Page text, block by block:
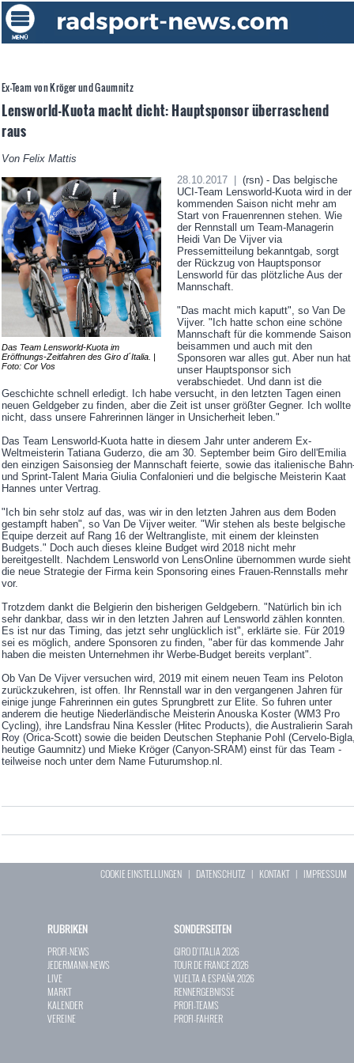
Ex-Team von Kröger und Gaumnitz
Lensworld-Kuota macht dicht: Hauptsponsor überraschend
raus
Von Felix Mattis
Das Team Lensworld-Kuota im
Eröffnungs-Zeitfahren des Giro d´Italia. |
Foto: Cor Vos
28.10.2017 |
(rsn) - Das belgische
UCI-Team Lensworld-Kuota wird in der
kommenden Saison nicht mehr am
Start von Frauenrennen stehen. Wie
der Rennstall um Team-Managerin
Heidi Van De Vijver via
Pressemitteilung bekanntgab, sorgt
der Rückzug von Hauptsponsor
Lensworld für das plötzliche Aus der
Mannschaft.
"Das macht mich kaputt", so Van De
Vijver. "Ich hatte schon eine schöne
Mannschaft für die kommende Saison
beisammen und auch mit den
Sponsoren war alles gut. Aber nun hat
unser Hauptsponsor sich
verabschiedet. Und dann ist die
Geschichte schnell erledigt. Ich habe versucht, in den letzten Tagen einen
neuen Geldgeber zu finden, aber die Zeit ist unser größter Gegner. Ich wollte
nicht, dass unsere Fahrerinnen länger in Unsicherheit leben."
Das Team Lensworld-Kuota hatte in diesem Jahr unter anderem Ex-
Weltmeisterin Tatiana Guderzo, die am 30. September beim Giro dell'Emilia
den einzigen Saisonsieg der Mannschaft feierte, sowie das italienische
und Sprint-Talent Maria Giulia Confalonieri und die belgische Meisterin Kaat
Hannes unter Vertrag.
"Ich bin sehr stolz auf das, was wir in den letzten Jahren aus dem Boden
gestampft haben", so Van De Vijver weiter. "Wir stehen als beste belgische
Equipe derzeit auf Rang 16 der Weltrangliste, mit einem der kleinsten
Budgets." Doch auch dieses kleine Budget wird 2018 nicht mehr
bereitgestellt. Nachdem Lensworld von LensOnline übernommen wurde sieht
die neue Strategie der Firma kein Sponsoring eines Frauen-Rennstalls mehr
vor.
Trotzdem dankt die Belgierin den bisherigen Geldgebern. "Natürlich bin ich
sehr dankbar, dass wir in den letzten Jahren auf Lensworld zählen konnten.
Es ist nur das Timing, das jetzt sehr unglücklich ist", erklärte sie. Für 2019
sei es möglich, andere Sponsoren zu finden, "aber für das kommende Jahr
haben die meisten Unternehmen ihr Werbe-Budget bereits verplant".
Ob Van De Vijver versuchen wird, 2019 mit einem neuen Team ins Peloton
zurückzukehren, ist offen. Ihr Rennstall war in den vergangenen Jahren für
einige junge Fahrerinnen ein gutes Sprungbrett zur Elite. So fuhren unter
anderem die heutige Niederländische Meisterin Anouska Koster (WM3 Pro
Cycling), ihre Landsfrau Nina Kessler (Hitec Products), die Australierin Sarah
Roy (Orica-Scott) sowie die beiden Deutschen Stephanie Pohl (Cervelo-
heutige Gaumnitz) und Mieke Kröger (Canyon-SRAM) einst für das Team -
teilweise noch unter dem Name Futurumshop.nl.
COOKIE EINSTELLUNGEN | DATENSCHUTZ | KONTAKT| IMPRESSUM
RUBRIKEN
PROFI-NEWS
JEDERMANN-NEWS
LIVE
MARKT
KALENDER
VEREINE
SONDERSEITEN
GIRO D`ITALIA 2026
TOUR DE FRANCE 2026
VUELTA A ESPAÑA 2026
RENNERGEBNISSE
PROFI-TEAMS
PROFI-FAHRER